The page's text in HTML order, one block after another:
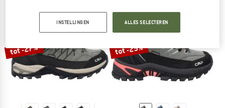
tot -27% tot -25%
INSTELLINGEN ALLES SELECTEREN